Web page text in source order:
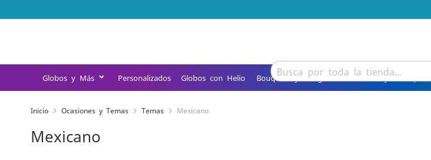
al
Buscar
Globos y Más Personalizados Globos con Helio Bouquets y Arreglos Detalles y Obsequios
Inicio Ocasiones y Temas Temas Mexicano
Mexicano